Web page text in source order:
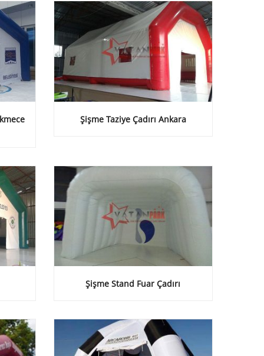
Şişme Taziye Çadırı Ankara
Şişme Stand Fuar Çadırı